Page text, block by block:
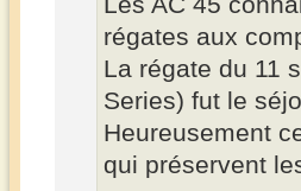
régates aux
La régate du 11
Series) fut le
Heureusement
qui préservent